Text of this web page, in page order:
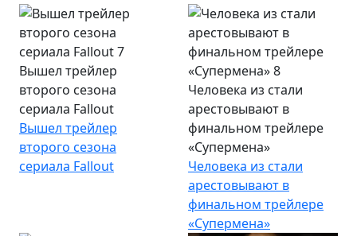
Вышел трейлер
второго сезона
сериала Fallout
Вышел трейлер
второго сезона
сериала Fallout
Человека из стали
арестовывают в
финальном трейлере
«Супермена»
Человека из стали
арестовывают в
финальном трейлере
«Супермена»